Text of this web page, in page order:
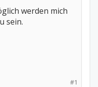
werden mich
sein.
#1